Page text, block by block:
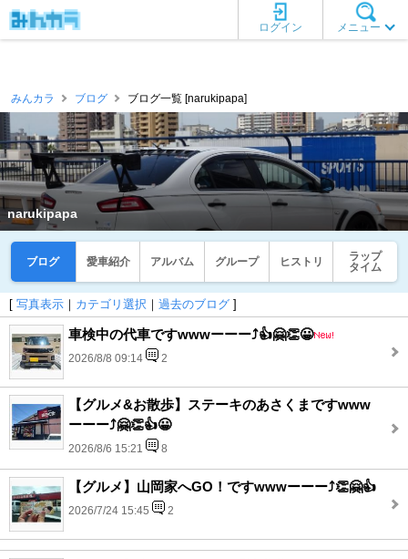
メニュー
ログイン
みんカラ ブログ ブログ一覧 [narukipapa]
narukipapa
ブログ 愛車紹介 アルバム グループ ヒストリ
ラップ
タイム
[ 写真表示 ｜ カテゴリ選択 ｜ 過去のブログ ]
車検中の代車ですwwwーーー⤴️👍🤗👏😀
2026/8/8 09:14 2
【グルメ&お散歩】ステーキのあさくまですwww
ーーー⤴️🤗👏👍😀
2026/8/6 15:21 8
【グルメ】山岡家へGO！ですwwwーーー⤴️👏🤗👍
2026/7/24 15:45 2